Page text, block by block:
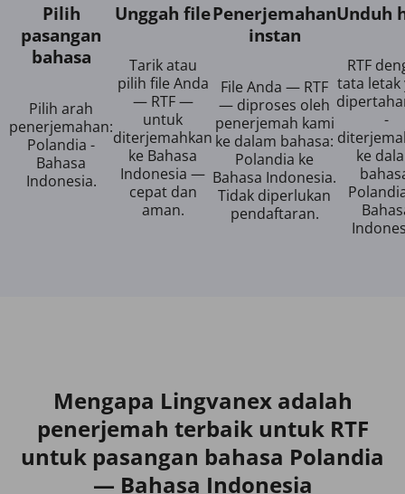
Pilih
pasangan
bahasa
Pilih arah
penerjemahan:
Polandia -
Bahasa
Indonesia.
Unggah file
Tarik atau
pilih file Anda
— RTF —
untuk
diterjemahkan
ke Bahasa
Indonesia —
cepat dan
aman.
Penerjemahan
instan
File Anda — RTF
— diproses oleh
penerjemah kami
ke dalam bahasa:
Polandia ke
Bahasa Indonesia.
Tidak diperlukan
pendaftaran.
Unduh
RTF
tata letak
-
ke
Mengapa Lingvanex adalah
penerjemah terbaik untuk RTF
untuk pasangan bahasa Polandia
— Bahasa Indonesia